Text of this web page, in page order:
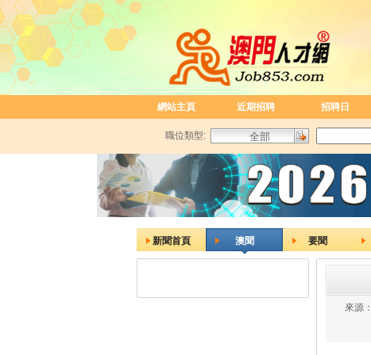
網站主頁 近期招聘 招聘日
職位類型:
新聞首頁 澳聞 要聞
來源：